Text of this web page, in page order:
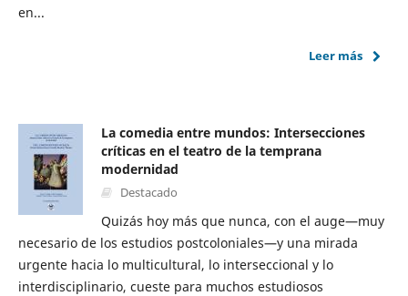
en...
Leer más
La comedia entre mundos: Intersecciones
críticas en el teatro de la temprana
modernidad
Destacado
Quizás hoy más que nunca, con el auge—muy
necesario de los estudios postcoloniales—y una mirada
urgente hacia lo multicultural, lo interseccional y lo
interdisciplinario, cueste para muchos estudiosos